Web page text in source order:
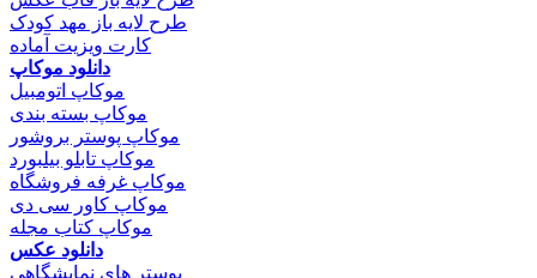
طرح لایه باز مهد کودک
کارت ویزیت آماده
دانلود موکاپ
موکاپ اتومبیل
موکاپ بسته بندی
موکاپ پوستر بروشور
موکاپ تابلو بیلبورد
موکاپ غرفه فروشگاه
موکاپ کاور سی دی
موکاپ کتاب مجله
دانلود عکس
پوستر های نمایشگاهی